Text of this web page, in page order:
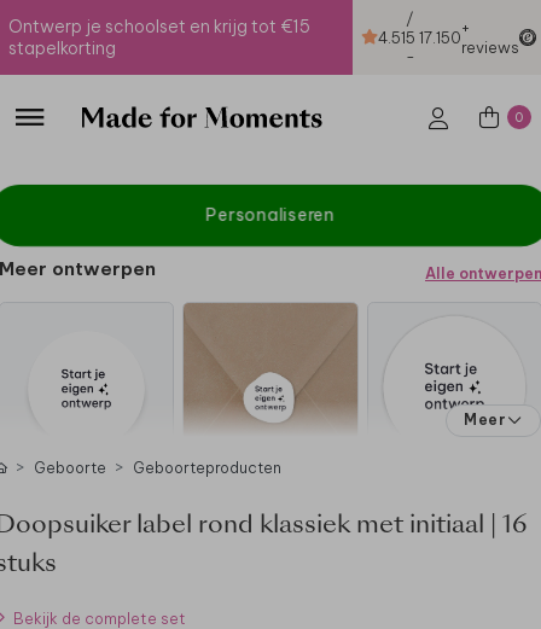
Ontwerp je schoolset en krijg tot €15
stapelkorting
4.51
/
5
-
17.150+
reviews
0
Personaliseren
Meer ontwerpen Alle ontwerpen
Meer
Geboorte Geboorteproducten
label rond klassiek met initiaal | 16
Bekijk de complete set